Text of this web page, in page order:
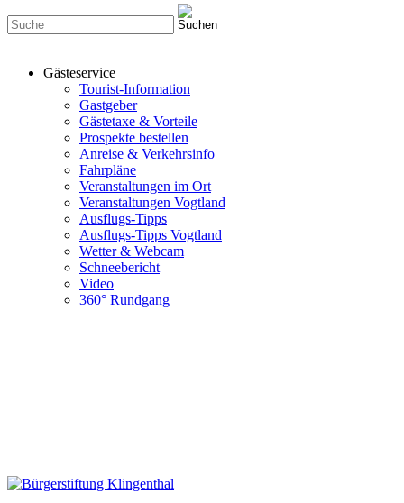
Gästeservice
Tourist-Information
Gastgeber
Gästetaxe & Vorteile
Prospekte bestellen
Anreise & Verkehrsinfo
Fahrpläne
Veranstaltungen im Ort
Veranstaltungen Vogtland
Ausflugs-Tipps
Ausflugs-Tipps Vogtland
Wetter & Webcam
Schneebericht
Video
360° Rundgang